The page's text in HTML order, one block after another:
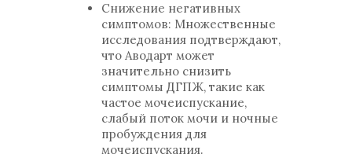
Снижение негативных
симптомов: Множественные
исследования подтверждают,
что Аводарт может
значительно снизить
симптомы ДГПЖ, такие как
частое мочеиспускание,
слабый поток мочи и ночные
пробуждения для
мочеиспускания.